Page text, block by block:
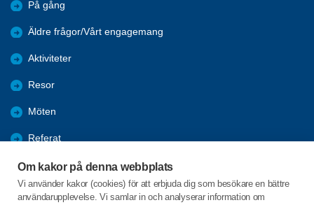
Om kakor på denna webbplats
Vi använder kakor (cookies) för att erbjuda dig som besökare en bättre
användarupplevelse. Vi samlar in och analyserar information om
På gång
Äldre frågor/Vårt engagemang
Aktiviteter
Resor
Möten
Referat
Om föreningen
Kontakta oss